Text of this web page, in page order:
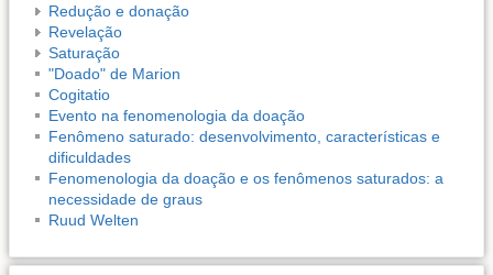
Redução e donação
Revelação
Saturação
"Doado" de Marion
Cogitatio
Evento na fenomenologia da doação
Fenômeno saturado: desenvolvimento, características e
dificuldades
Fenomenologia da doação e os fenômenos saturados: a
necessidade de graus
Ruud Welten